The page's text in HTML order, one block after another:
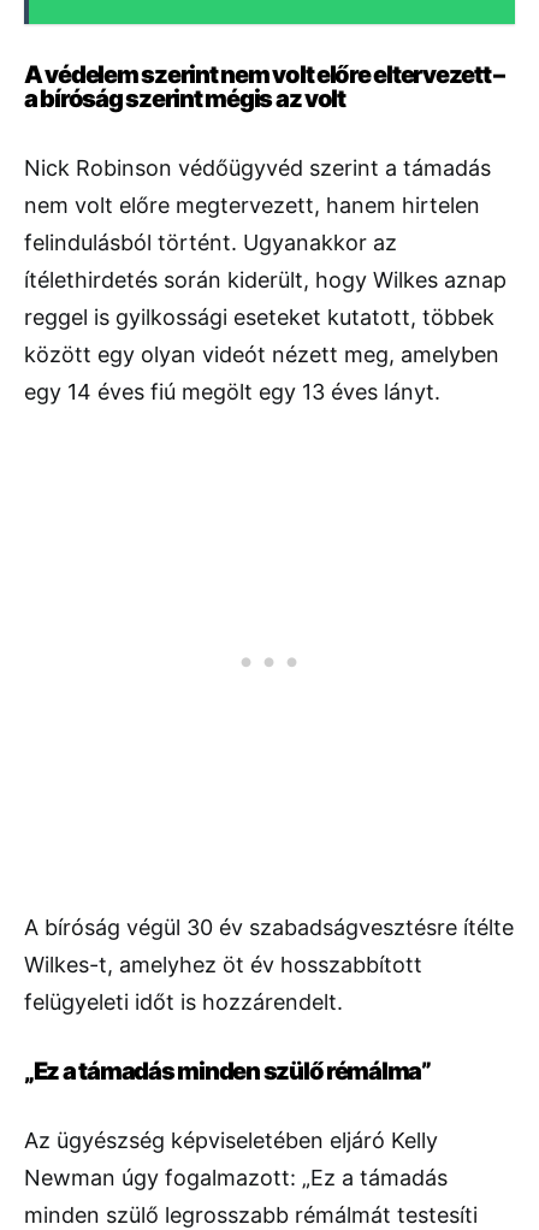
A védelem szerint nem volt előre eltervezett –
a bíróság szerint mégis az volt
Nick Robinson védőügyvéd szerint a támadás
nem volt előre megtervezett, hanem hirtelen
felindulásból történt. Ugyanakkor az
ítélethirdetés során kiderült, hogy Wilkes aznap
reggel is gyilkossági eseteket kutatott, többek
között egy olyan videót nézett meg, amelyben
egy 14 éves fiú megölt egy 13 éves lányt.
A bíróság végül 30 év szabadságvesztésre ítélte
Wilkes-t, amelyhez öt év hosszabbított
felügyeleti időt is hozzárendelt.
„Ez a támadás minden szülő rémálma”
Az ügyészség képviseletében eljáró Kelly
Newman úgy fogalmazott: „Ez a támadás
minden szülő legrosszabb rémálmát testesíti